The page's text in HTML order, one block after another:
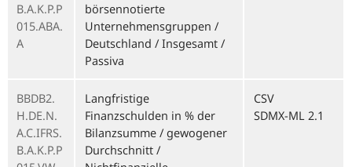
B.A.K.P.P
015.ABA.
A
börsennotierte
Unternehmensgruppen /
Deutschland / Insgesamt /
Passiva
BBDB2.
H.DE.N.
A.C.IFRS.
B.A.K.P.P
Langfristige
Finanzschulden in % der
Bilanzsumme / gewogener
Durchschnitt /
CSV
SDMX-ML 2.1